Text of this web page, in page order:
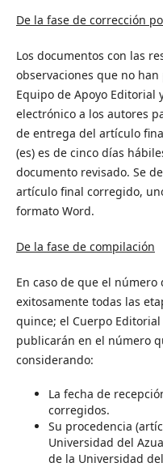
De la fase de corrección
Los documentos con las
observaciones que no
Equipo de Apoyo Editorial
electrónico a los autores
de entrega del artículo
(es) es de cinco días
documento revisado. Se
artículo final corregido,
formato Word.
De la fase de compilación
En caso de que el
exitosamente todas las
quince; el Cuerpo
publicarán en el número
considerando:
La fecha de
corregidos.
Su procedencia
Universidad del
de la Universidad